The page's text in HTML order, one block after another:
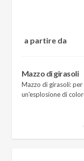
a partire da
Mazzo di girasoli
Mazzo di girasoli:
un'esplosione di